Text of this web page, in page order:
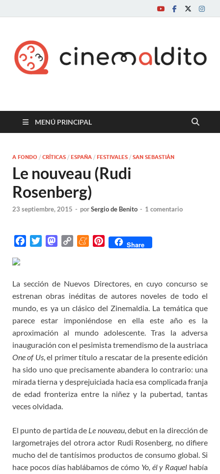
Cine maldito
MENÚ PRINCIPAL
A FONDO / CRÍTICAS / ESPAÑA / FESTIVALES / SAN SEBASTIÁN
Le nouveau (Rudi
Rosenberg)
23 septiembre, 2015 - porSergio de Benito - 1 comentario
b
o
o
k
t
r
M
o
d
o
n
L
i
n
k
M
a
m
e
P
e
r
e
s
t
Share
La sección de Nuevos Directores, en cuyo concurso se
estrenan obras inéditas de autores noveles de todo el
mundo, es ya un clásico del Zinemaldia. La temática que
parece estar imponiéndose en ella este año es la
aproximación al mundo adolescente. Tras la adversa
inauguración con el pesimista tremendismo de la austriaca
One of Us, el primer título a rescatar de la presente edición
ha sido uno que precisamente abandera lo contrario: una
mirada tierna y desprejuiciada hacia esa complicada franja
de edad fronteriza entre la niñez y la pubertad, tantas
veces olvidada.
El punto de partida de Le nouveau, debut en la dirección de
largometrajes del otrora actor Rudi Rosenberg, no difiere
mucho del de tantísimos productos de consumo global. Si
hace pocos días hablábamos de cómo Yo, él y Raquel había